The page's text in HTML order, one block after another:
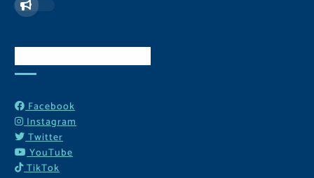
Facebook
Instagram
Twitter
YouTube
TikTok